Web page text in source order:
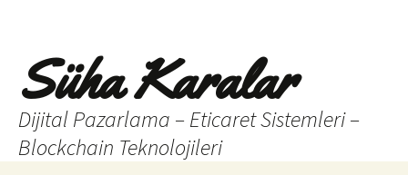
Süha Karalar
Dijital Pazarlama – Eticaret Sistemleri –
Blockchain Teknolojileri